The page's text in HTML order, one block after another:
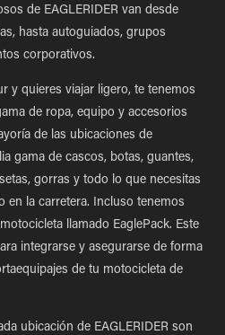
de EAGLERIDER van desde
hasta autoguiados, grupos
corporativos.
y quieres viajar ligero, te tenemos
de ropa, equipo y accesorios
de las ubicaciones de
gama de cascos, botas, guantes,
gorras y todo lo que necesitas
en la carretera. Incluso tenemos
llamado EaglePack. Este
integrarse y asegurarse de forma
de tu motocicleta de
ubicación de EAGLERIDER son